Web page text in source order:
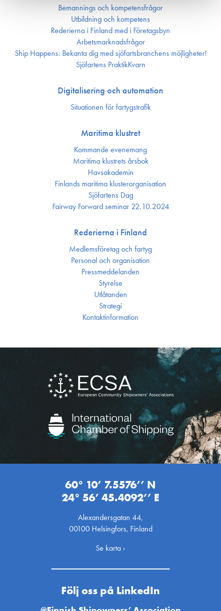
Bemannings och kompetens­frågor
Utbildning och kompetens
Rederierna i Finland med i Företagsbyn
Arbetsmarknadsfrågor
Ship Happens: Bekanta dig med sjöfartsbranchens möjligheter!
Sjöfartens PraktikKvarn
Digitalisering och automation
Situationen för fartygstrafik
Maritima klustret
Kommande evenemang
Maritima klustrets årsbok
Havsakademin
Finlands maritima kluster­organisation
Sjöfartens Dag
Fairway Forward seminar 22.10.2024
Rederierna i Finland
Medlemsföretag och fartyg
Personal och organisation
Press­meddelanden
Styrelse
Utlåtanden
Strategi
Kontakt­information
60° 10’ 7.5576’’ N
24° 56’ 45.4092’’ E
Alexandersgatan 44,
00100 Helsingfors, Finland
Se karta ›
Följ oss på LinkedIn